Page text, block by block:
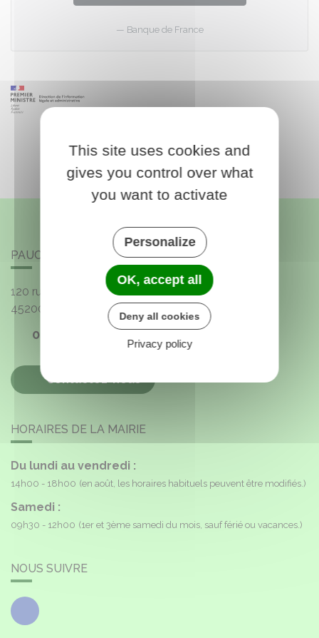
Banque de France
PAUCOURT
120 rue de l'Église
45200
02 38 85 40 16
Contactez-nous
HORAIRES DE LA MAIRIE
Du lundi au vendredi :
14h00 - 18h00 (en août, les horaires habituels peuvent être modifiés.)
Samedi :
09h30 - 12h00 (1er et 3ème samedi du mois, sauf férié ou vacances.)
NOUS SUIVRE
Facebook
This site uses cookies and
gives you control over what
you want to activate
Personalize
OK, accept all
Deny all cookies
Privacy policy